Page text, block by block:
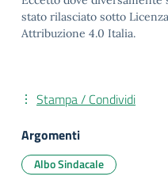
stato rilasciato sotto
Attribuzione 4.0 Italia.
Stampa / Condividi
Argomenti
Albo Sindacale